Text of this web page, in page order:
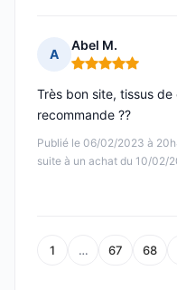
A
Abel M.
Note : 5 sur 5
Publié le 06/02/2023 à
suite à un achat du 10/02/
Très bon site, tissus
recommande ??
1 … 67 68